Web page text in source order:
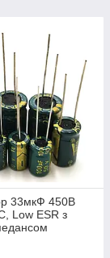
33мкФ 450В
Low ESR з